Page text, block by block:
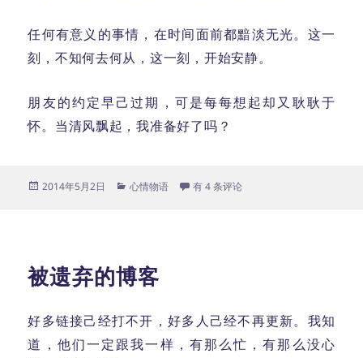
任何有意义的事情，在时间面前都黯淡无光。这一
刻，不知何去何从，这一刻，开始安静。
朋友的约定早己过期，可是每每想起却又耿耿于
怀。当清风飘起，我准备好了吗？
发
2014年5月2日
分
心情物语 平淡
有 4 条评论
被遗弃的博客
好多链接己经打不开，好多人己经不再更新。我知
道，他们一定跟我一样，有那么忙，有那么没心